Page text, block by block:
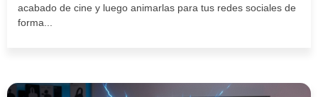
acabado de cine y luego animarlas para tus redes sociales de
forma...